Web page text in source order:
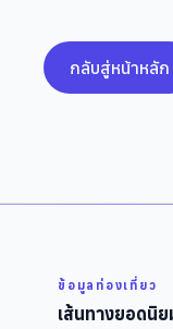
กลับสู่หน้าหลัก
ข้อมูลท่องเที่ยว
เส้นทางยอดนิย